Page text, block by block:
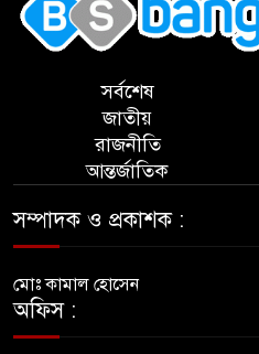
সর্বশেষ
জাতীয়
রাজনীতি
আন্তর্জাতিক
সম্পাদক ও প্রকাশক :
মোঃ কামাল হোসেন
অফিস :